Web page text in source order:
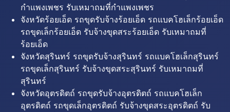
กำแพงเพชร รับเหมาถมที่กำแพงเพชร
จังหวัดร้อยเอ็ด รถขุดรับจ้างร้อยเอ็ด รถแบคโฮเล็กร้อยเอ็ด
รถขุดเล็กร้อยเอ็ด รับจ้างขุดสระร้อยเอ็ด รับเหมาถมที่
ร้อยเอ็ด
จังหวัดสุรินทร์ รถขุดรับจ้างสุรินทร์ รถแบคโฮเล็กสุรินทร์
รถขุดเล็กสุรินทร์ รับจ้างขุดสระสุรินทร์ รับเหมาถมที่
สุรินทร์
จังหวัดอุตรดิตถ์ รถขุดรับจ้างอุตรดิตถ์ รถแบคโฮเล็ก
อุตรดิตถ์ รถขุดเล็กอุตรดิตถ์ รับจ้างขุดสระอุตรดิตถ์ รับ